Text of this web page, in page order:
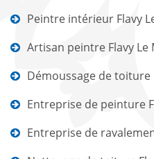
Peintre intérieur Flavy
Artisan peintre Flavy Le
Démoussage de toiture
Entreprise de peinture
Entreprise de